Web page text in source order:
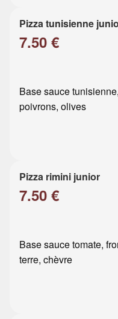
Pizza tunisienne
7.50 €
Base sauce
poivrons, olives
Pizza rimini junior
7.50 €
Base sauce tomate,
terre, chèvre